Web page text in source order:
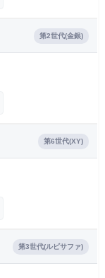
第2世代(金銀)
第6世代(XY)
第3世代(ルビサファ)